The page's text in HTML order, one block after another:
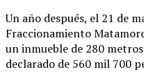
Un año después, el 21 de
Fraccionamiento
un inmueble de 280
declarado de 560 mil 700